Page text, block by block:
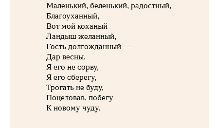
Маленький, беленький, радостный,
Благоуханный,
Вот мой коханый
Ландыш желанный,
Гость долгожданный —
Дар весны.
Я его не сорву,
Я его сберегу,
Трогать не буду,
Поцеловав, побегу
К новому чуду.